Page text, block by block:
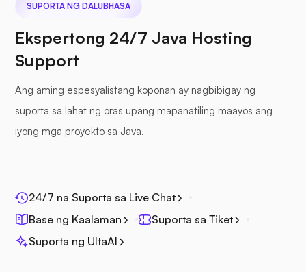
SUPORTA NG DALUBHASA
Ekspertong 24/7 Java Hosting
Support
Ang aming espesyalistang koponan ay nagbibigay ng
suporta sa lahat ng oras upang mapanatiling maayos ang
iyong mga proyekto sa Java.
24/7 na Suporta sa Live Chat
Base ng Kaalaman
Suporta sa Tiket
Suporta ng UltaAI